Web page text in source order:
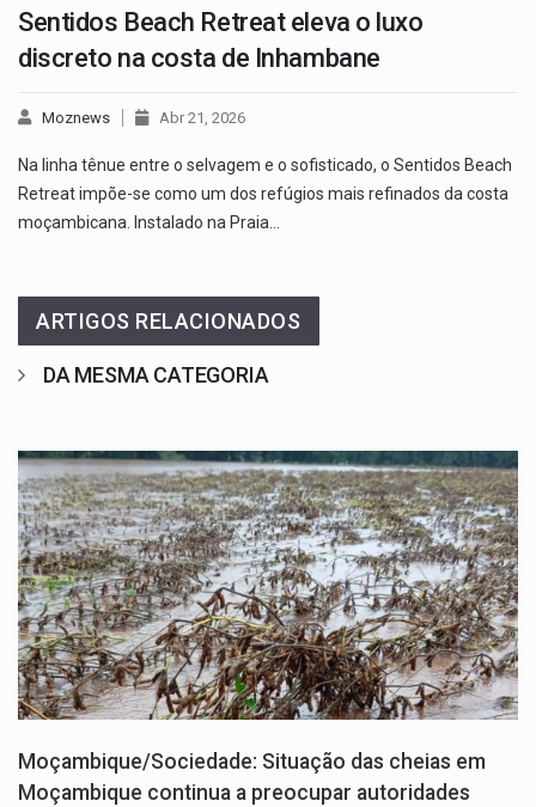
Sentidos Beach Retreat eleva o luxo
discreto na costa de Inhambane
Moznews Abr 21, 2026
Na linha tênue entre o selvagem e o sofisticado, o Sentidos Beach
Retreat impõe-se como um dos refúgios mais refinados da costa
moçambicana. Instalado na Praia…
ARTIGOS RELACIONADOS
DA MESMA CATEGORIA
Moçambique/Sociedade: Situação das cheias em
Moçambique continua a preocupar autoridades